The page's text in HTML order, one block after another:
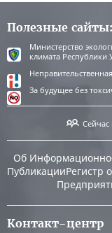
Полезные сайты:
Министерство
климата Республики
За будущее без
Сейчас
Об
ПубликацииРегистр
Контакт-центр